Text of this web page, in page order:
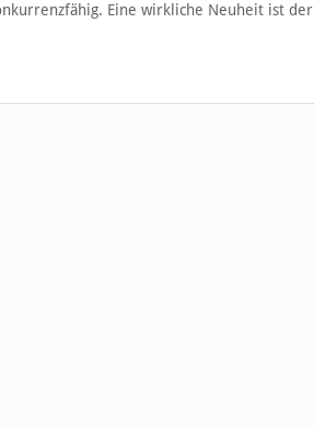
Eine wirkliche Neuheit ist der